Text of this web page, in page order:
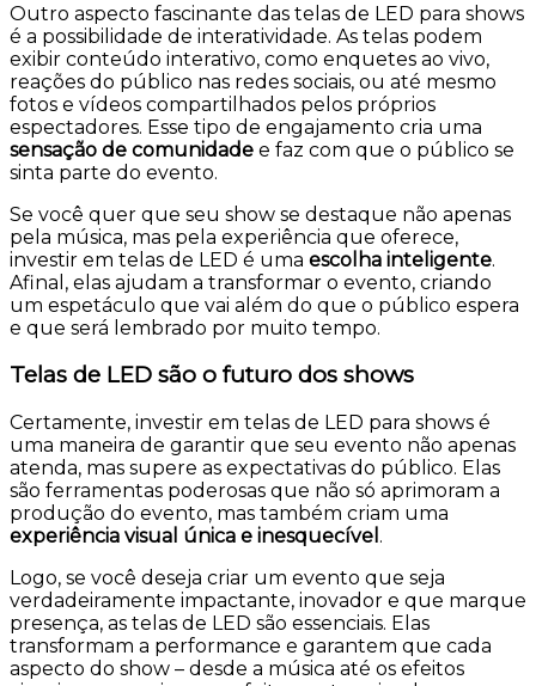
Outro aspecto fascinante das telas de LED para shows
é a possibilidade de interatividade. As telas podem
exibir conteúdo interativo, como enquetes ao vivo,
reações do público nas redes sociais, ou até mesmo
fotos e vídeos compartilhados pelos próprios
espectadores. Esse tipo de engajamento cria uma
sensação de comunidade e faz com que o público se
sinta parte do evento.
Se você quer que seu show se destaque não apenas
pela música, mas pela experiência que oferece,
investir em telas de LED é uma escolha inteligente.
Afinal, elas ajudam a transformar o evento, criando
um espetáculo que vai além do que o público espera
e que será lembrado por muito tempo.
Telas de LED são o futuro dos shows
Certamente, investir em telas de LED para shows é
uma maneira de garantir que seu evento não apenas
atenda, mas supere as expectativas do público. Elas
são ferramentas poderosas que não só aprimoram a
produção do evento, mas também criam uma
experiência visual única e inesquecível .
Logo, se você deseja criar um evento que seja
verdadeiramente impactante, inovador e que marque
presença, as telas de LED são essenciais. Elas
transformam a performance e garantem que cada
aspecto do show – desde a música até os efeitos